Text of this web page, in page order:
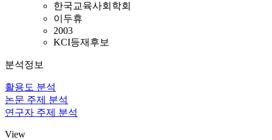
한국교육사회학회
이두휴
2003
KCI등재후보
분석정보
활용도 분석
논문 주제 분석
연구자 주제 분석
View